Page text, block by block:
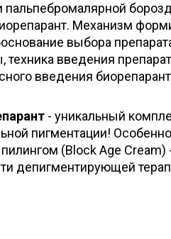
пальпебромалярной
Механизм
выбора
введения
введения
- уникальный
пигментации!
(Block Age
депигментирующей